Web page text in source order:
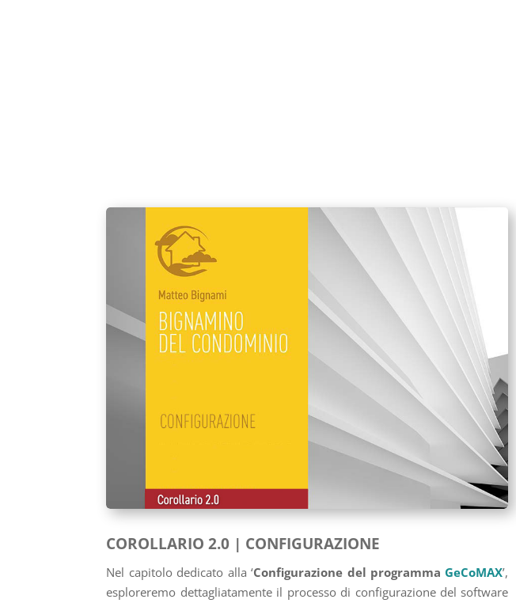
COROLLARIO 2.0 | CONFIGURAZIONE
Nel capitolo dedicato alla ‘Configurazione del programmaGeCoMAX’,
esploreremo dettagliatamente il processo di configurazione del software